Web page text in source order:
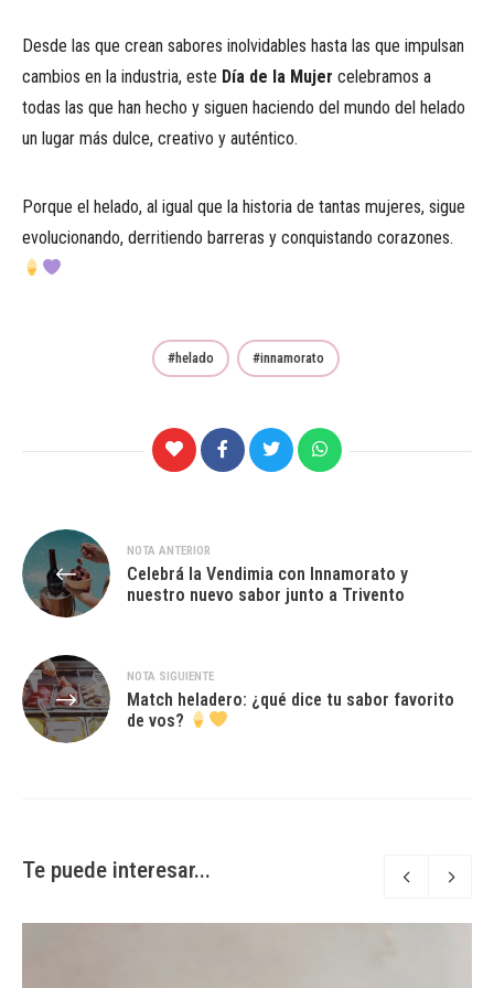
Desde las que crean sabores inolvidables hasta las que impulsan
cambios en la industria, este Día de la Mujer celebramos a
todas las que han hecho y siguen haciendo del mundo del helado
un lugar más dulce, creativo y auténtico.
Porque el helado, al igual que la historia de tantas mujeres, sigue
evolucionando, derritiendo barreras y conquistando corazones.
helado innamorato
Navegación
de
entradas
NOTA ANTERIOR
Celebrá la Vendimia con Innamorato y
nuestro nuevo sabor junto a Trivento
NOTA SIGUIENTE
Match heladero: ¿qué dice tu sabor favorito
de vos?
Te puede interesar...